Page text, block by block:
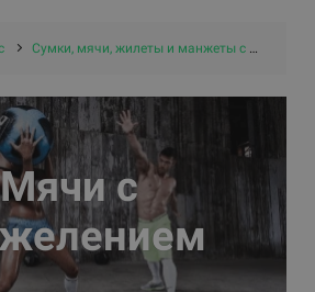
Сумки, мячи, жилеты и манжеты с утяжелением
Мячи с